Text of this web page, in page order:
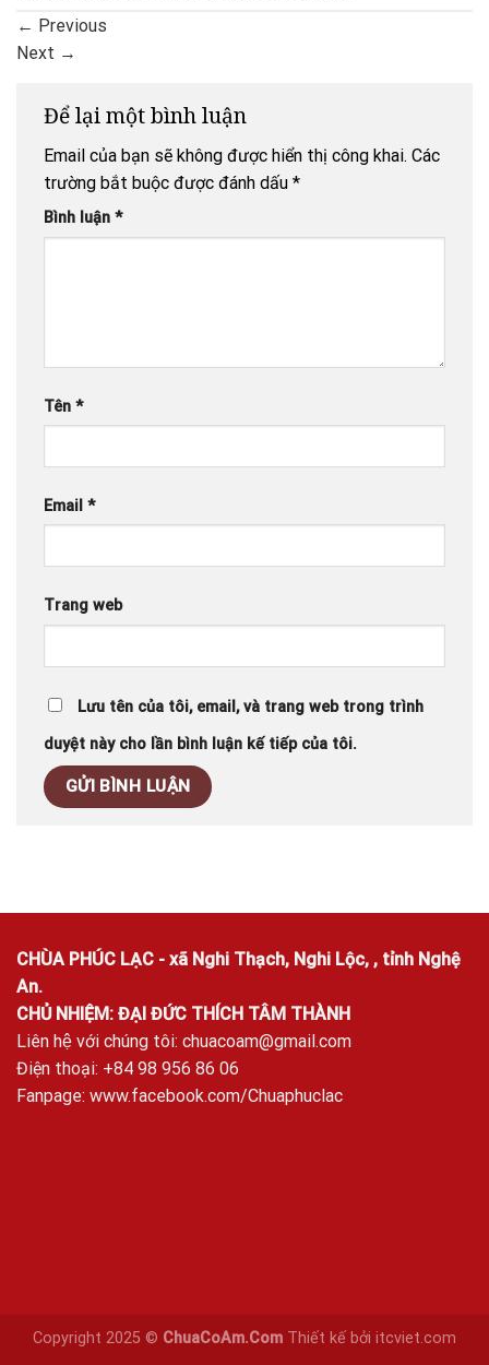
← Previous
Next →
Để lại một bình luận
Email của bạn sẽ không được hiển thị công khai. Các
trường bắt buộc được đánh dấu *
Bình luận *
Tên *
Email *
Trang web
Lưu tên của tôi, email, và trang web trong trình
duyệt này cho lần bình luận kế tiếp của tôi.
CHÙA PHÚC LẠC - xã Nghi Thạch, Nghi Lộc, , tỉnh Nghệ
An.
CHỦ NHIỆM: ĐẠI ĐỨC THÍCH TÂM THÀNH
Liên hệ với chúng tôi: chuacoam@gmail.com
Điện thoại: +84 98 956 86 06
Fanpage: www.facebook.com/Chuaphuclac
Copyright 2025 © ChuaCoAm.Com Thiết kế bởi itcviet.com